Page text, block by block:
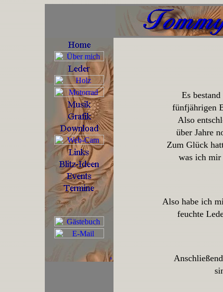
.
Es
fünfjährigen
Also
über Jahre
Zum Glück
was ich mir
Also habe ich
feuchte